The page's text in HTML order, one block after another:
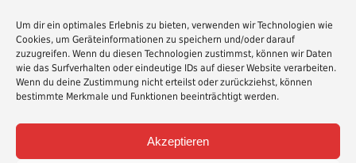
Um dir ein optimales Erlebnis zu bieten, verwenden wir Technologien wie
Cookies, um Geräteinformationen zu speichern und/oder darauf
zuzugreifen. Wenn du diesen Technologien zustimmst, können wir Daten
wie das Surfverhalten oder eindeutige IDs auf dieser Website verarbeiten.
Wenn du deine Zustimmung nicht erteilst oder zurückziehst, können
bestimmte Merkmale und Funktionen beeinträchtigt werden.
Akzeptieren
TERMINE
am 21. November 2026